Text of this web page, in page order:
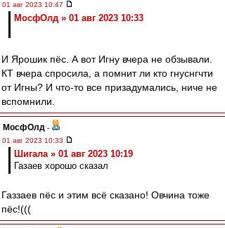
01 авг 2023 10:47
МосфОлд » 01 авг 2023 10:33
И Ярошик пёс. А вот Игну вчера не обзывали.
КТ вчера спросила, а помнит ли кто гнуснгчти
от Игны? И что-то все призадумались, ниче не
вспомнили.
МосфОлд -
01 авг 2023 10:33
Шигала » 01 авг 2023 10:19
Газаев хорошо сказал
Газзаев пёс и этим всё сказано! Овчина тоже
пёс!(((